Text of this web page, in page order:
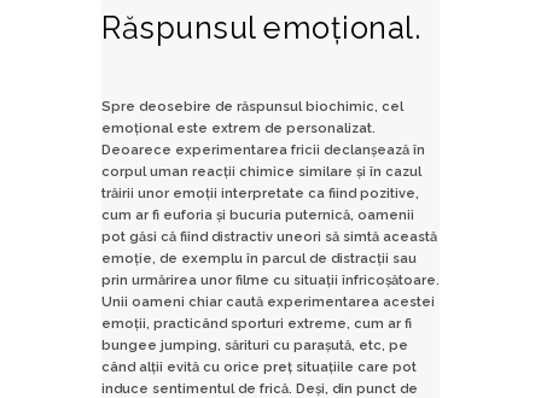
Răspunsul emoțional.
Spre deosebire de răspunsul biochimic, cel
emoțional este extrem de personalizat.
Deoarece experimentarea fricii declanșează în
corpul uman reacții chimice similare și în cazul
trăirii unor emoții interpretate ca fiind pozitive,
cum ar fi euforia și bucuria puternică, oamenii
pot găsi că fiind distractiv uneori să simtă această
emoție, de exemplu în parcul de distracții sau
prin urmărirea unor filme cu situații înfricoșătoare.
Unii oameni chiar caută experimentarea acestei
emoții, practicând sporturi extreme, cum ar fi
bungee jumping, sărituri cu parașută, etc, pe
când alții evită cu orice preț situațiile care pot
induce sentimentul de frică. Deși, din punct de